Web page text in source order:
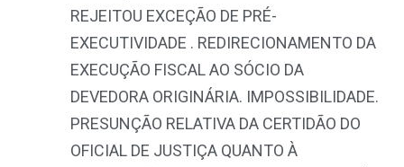
REJEITOU EXCEÇÃO DE PRÉ-
EXECUTIVIDADE . REDIRECIONAMENTO DA
EXECUÇÃO FISCAL AO SÓCIO DA
DEVEDORA ORIGINÁRIA. IMPOSSIBILIDADE.
PRESUNÇÃO RELATIVA DA CERTIDÃO DO
OFICIAL DE JUSTIÇA QUANTO À